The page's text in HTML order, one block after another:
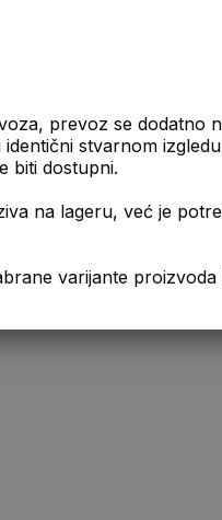
prevoz se dodatno
stvarnom
biti dostupni.
na lageru, već je
proizvoda